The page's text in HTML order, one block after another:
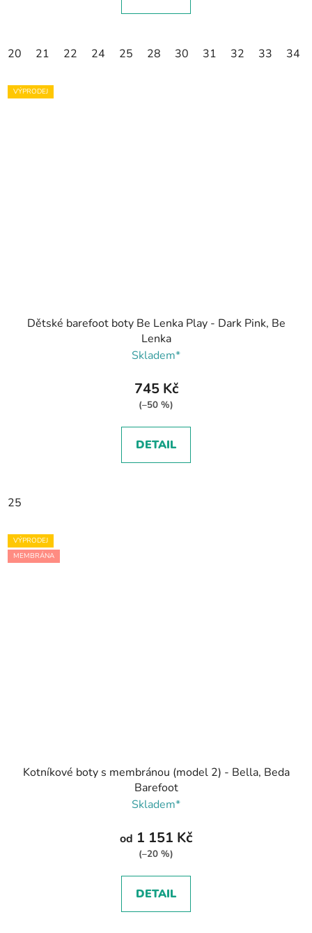
20 21 22 24 25 28 30 31 32 33 34
VÝPRODEJ
Dětské barefoot boty Be Lenka Play - Dark Pink, Be
Lenka
Skladem*
745 Kč
(–50 %)
DETAIL
25
VÝPRODEJ
MEMBRÁNA
Kotníkové boty s membránou (model 2) - Bella, Beda
Barefoot
Skladem*
od 1 151 Kč
(–20 %)
DETAIL